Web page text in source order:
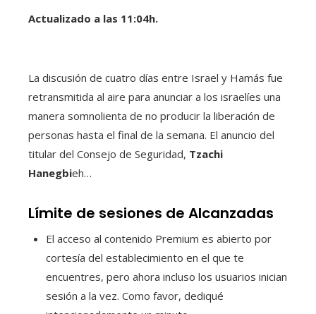
Actualizado a las 11:04h.
La discusión de cuatro días entre Israel y Hamás fue
retransmitida al aire para anunciar a los israelíes una
manera somnolienta de no producir la liberación de
personas hasta el final de la semana. El anuncio del
titular del Consejo de Seguridad, Tzachi
Hanegbieh…
Límite de sesiones de Alcanzadas
El acceso al contenido Premium es abierto por
cortesía del establecimiento en el que te
encuentres, pero ahora incluso los usuarios inician
sesión a la vez. Como favor, dediqué